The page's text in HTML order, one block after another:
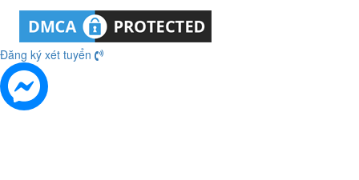
Đăng ký xét tuyển